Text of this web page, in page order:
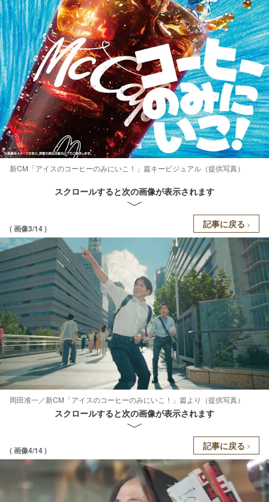
新CM「アイスのコーヒーのみにいこ！」篇キービジュアル（提供写真）
スクロールすると次の画像が表示されます
( 画像3/14 ) 記事に戻る
岡田准一／新CM「アイスのコーヒーのみにいこ！」篇より（提供写真）
スクロールすると次の画像が表示されます
( 画像4/14 ) 記事に戻る